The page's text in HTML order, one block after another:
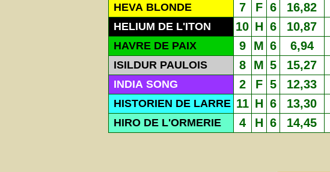
HEVA BLONDE 7 F 6 16,82
HELIUM DE L'ITON 10 H 6 10,87
HAVRE DE PAIX 9 M 6 6,94
ISILDUR PAULOIS 8 M 5 15,27
INDIA SONG 2 F 5 12,33
HISTORIEN DE LARRE 11 H 6 13,30
HIRO DE L'ORMERIE 4 H 6 14,45